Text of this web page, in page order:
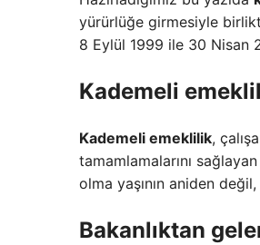
yürürlüğe girmesiyle
8 Eylül 1999 ile 30 Nisan
Kademeli
Kademeli emeklilik,
tamamlamalarını
olma yaşının aniden
Bakanlıktan